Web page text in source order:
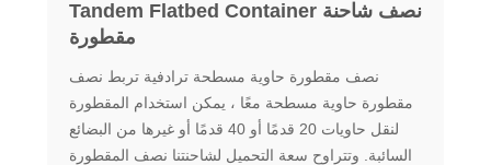
Tandem Flatbed Container نصف شاحنة
مقطورة
نصف مقطورة حاوية مسطحة ترادفية تربط نصف
مقطورة حاوية مسطحة معًا ، يمكن استخدام المقطورة
لنقل حاويات 20 قدمًا أو 40 قدمًا أو غيرها من البضائع
السائبة. وتتراوح سعة التحميل لشاحنتنا نصف المقطورة